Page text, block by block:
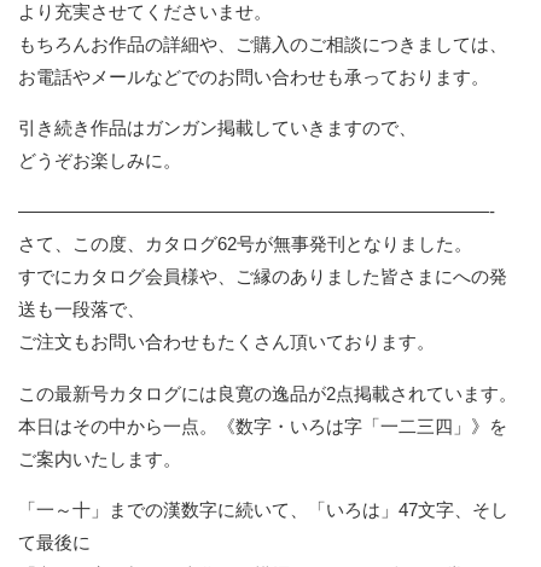
より充実させてくださいませ。
もちろんお作品の詳細や、ご購入のご相談につきましては、
お電話やメールなどでのお問い合わせも承っております。
引き続き作品はガンガン掲載していきますので、
どうぞお楽しみに。
——————————————————————————-
さて、この度、カタログ62号が無事発刊となりました。
すでにカタログ会員様や、
ご縁のありました皆さまにへの発
送も一段落で、
ご注文もお問い合わせもたくさん頂いております。
この最新号カタログには良寛の逸品が2点掲載されています。
本日はその中から一点。《数字・いろは字「一二三四」》 を
ご案内いたします。
「一～十」までの漢数字に続いて、「いろは」47文字、 そし
て最後に